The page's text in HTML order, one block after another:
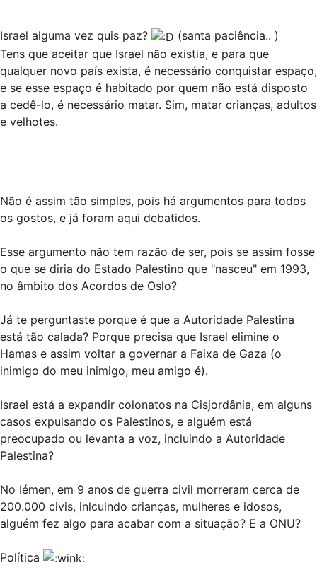
Israel alguma vez quis paz?
(santa paciência.. )
Tens que aceitar que Israel não existia, e para que
qualquer novo país exista, é necessário conquistar espaço,
e se esse espaço é habitado por quem não está disposto
a cedê-lo, é necessário matar. Sim, matar crianças, adultos
e velhotes.
Não é assim tão simples, pois há argumentos para todos
os gostos, e já foram aqui debatidos.
Esse argumento não tem razão de ser, pois se assim fosse
o que se diria do Estado Palestino que "nasceu" em 1993,
no âmbito dos Acordos de Oslo?
Já te perguntaste porque é que a Autoridade Palestina
está tão calada? Porque precisa que Israel elimine o
Hamas e assim voltar a governar a Faixa de Gaza (o
inimigo do meu inimigo, meu amigo é).
Israel está a expandir colonatos na Cisjordânia, em alguns
casos expulsando os Palestinos, e alguém está
preocupado ou levanta a voz, incluindo a Autoridade
Palestina?
No Iémen, em 9 anos de guerra civil morreram cerca de
200.000 civis, inlcuindo crianças, mulheres e idosos,
alguém fez algo para acabar com a situação? E a ONU?
Política